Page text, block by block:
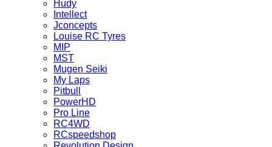
Hudy
Intellect
Jconcepts
Louise RC Tyres
MIP
MST
Mugen Seiki
My Laps
Pitbull
PowerHD
Pro Line
RC4WD
RCspeedshop